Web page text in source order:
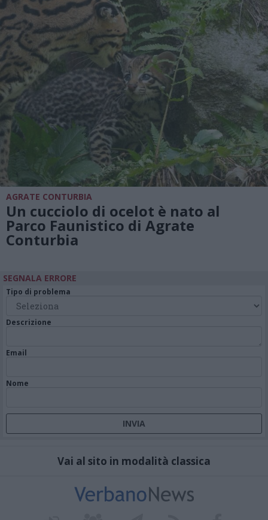
AGRATE CONTURBIA
Un cucciolo di ocelot è nato al
Parco Faunistico di Agrate
Conturbia
SEGNALA ERRORE
Tipo di problema
Descrizione
Email
Nome
Vai al sito in modalità classica